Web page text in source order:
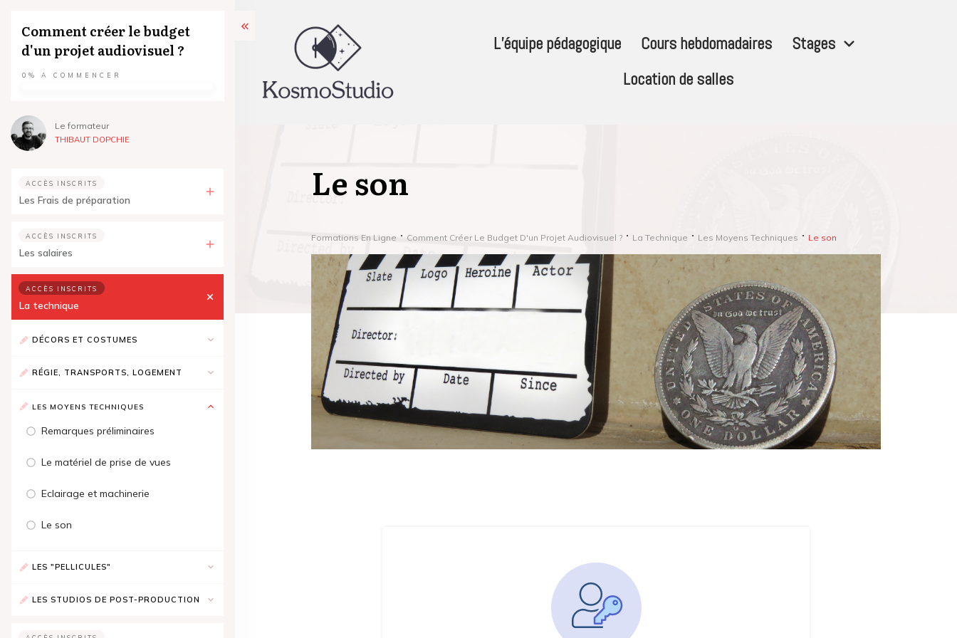
L’équipe pédagogique Cours hebdomadaires
Stages
Location de salles
Le son
Formations En Ligne Comment Créer Le Budget D'un Projet Audiovisuel ? La Technique Les Moyens Techniques Le son
Comment créer le budget
d'un projet audiovisuel ?
0% A COMMENCER
Le formateur
THIBAUT DOPCHIE
ACCÈS INSCRITS
Les Frais de préparation
ACCÈS INSCRITS
Les salaires
ACCÈS INSCRITS
La technique
DÉCORS ET COSTUMES
RÉGIE, TRANSPORTS, LOGEMENT
LES MOYENS TECHNIQUES
Remarques préliminaires
Le matériel de prise de vues
Eclairage et machinerie
Le son
LES "PELLICULES"
LES STUDIOS DE POST-PRODUCTION